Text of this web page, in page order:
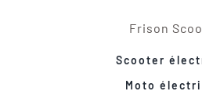
Frison
Scooter
Moto